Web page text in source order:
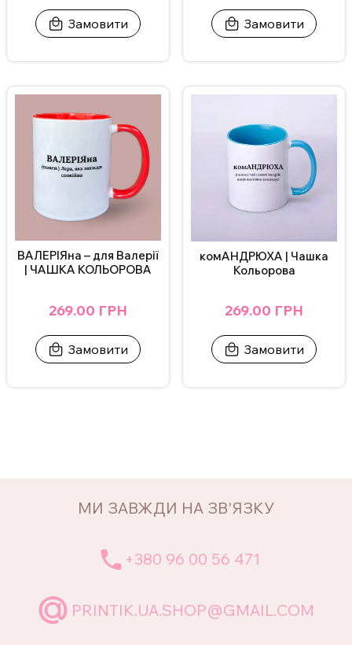
Замовити Замовити
ВАЛЕРІЯна – для Валерії
| ЧАШКА КОЛЬОРОВА
269.00 ГРН
Замовити
комАНДРЮХА | Чашка
Кольорова
269.00 ГРН
Замовити
МИ ЗАВЖДИ НА ЗВ'ЯЗКУ
+380 96 00 56 471
PRINTIK.UA.SHOP@GMAIL.COM